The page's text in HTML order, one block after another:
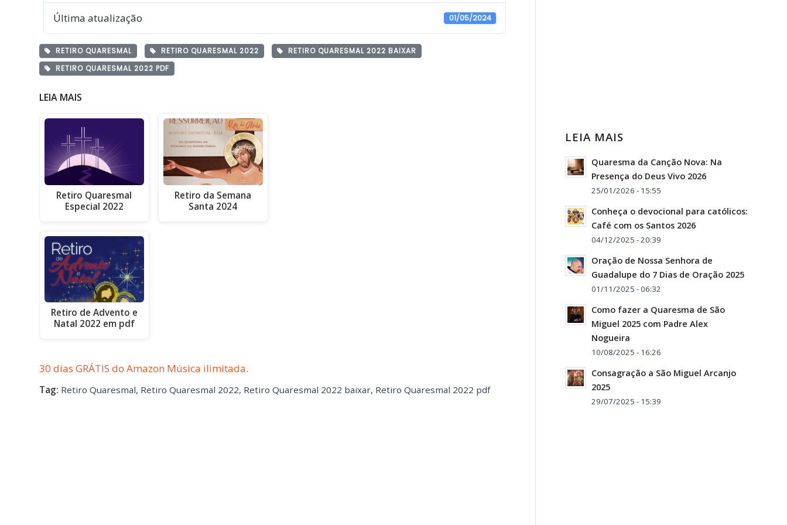
Última atualização 01/05/2024
RETIRO QUARESMAL RETIRO QUARESMAL 2022
RETIRO QUARESMAL 2022 BAIXAR
RETIRO QUARESMAL 2022 PDF
LEIA MAIS
Retiro Quaresmal
Especial 2022
Retiro de Advento e
Natal 2022 em pdf
Retiro da Semana
Santa 2024
30 dias GRÁTIS do Amazon Música ilimitada.
Tag: Retiro Quaresmal, Retiro Quaresmal 2022, Retiro Quaresmal 2022 baixar, Retiro Quaresmal 2022 pdf
LEIA MAIS
Quaresma da Canção Nova: Na
Presença do Deus Vivo 2026
25/01/2026 - 15:55
Conheça o devocional para católicos:
Café com os Santos 2026
04/12/2025 - 20:39
Oração de Nossa Senhora de
Guadalupe do 7 Dias de Oração 2025
01/11/2025 - 06:32
Como fazer a Quaresma de São
Miguel 2025 com Padre Alex
Nogueira
10/08/2025 - 16:26
Consagração a São Miguel Arcanjo
2025
29/07/2025 - 15:39